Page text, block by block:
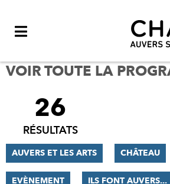
VOIR TOUTE LA
FILTRER
RÉSULTATS
26
RÉSULTATS
AUVERS ET LES ARTS CHÂTEAU
EVÈNEMENT ILS FONT AUVERS...